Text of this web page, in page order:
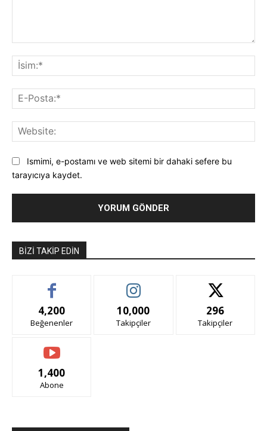
Ismimi, e-postamı ve web sitemi bir dahaki sefere bu
tarayıcıya kaydet.
BIZI TAKIP EDIN
4,200
Beğenenler
10,000
Takipçiler
296
Takipçiler
1,400
Abone